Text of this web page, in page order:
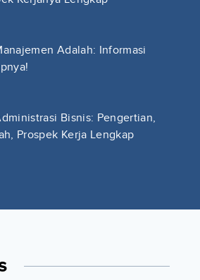
Adalah: Informasi
Bisnis: Pengertian,
Prospek Kerja Lengkap